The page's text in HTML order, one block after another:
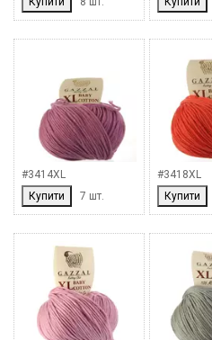
#3414XL
Купити
7 шт.
#3418XL
Купити